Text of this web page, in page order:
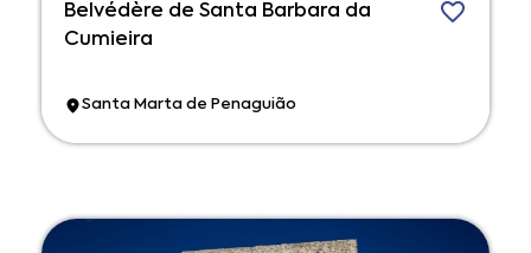
Belvédère de Santa Barbara da
Cumieira
Santa Marta de Penaguião